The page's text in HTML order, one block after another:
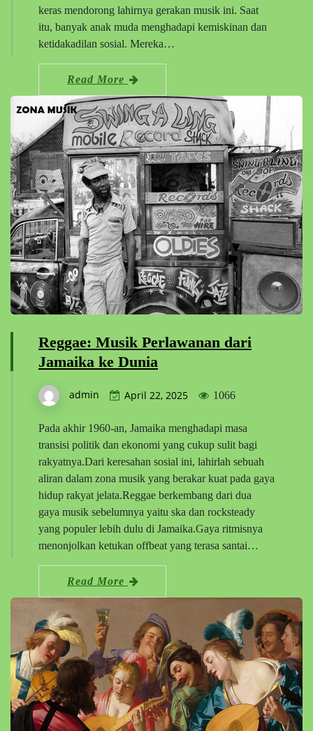
keras mendorong lahirnya gerakan musik ini. Saat
itu, banyak anak muda menghadapi kemiskinan dan
ketidakadilan sosial. Mereka…
Read More
Reggae: Musik Perlawanan dari
Jamaika ke Dunia
admin April 22, 2025 1066
Pada akhir 1960-an, Jamaika menghadapi masa
transisi politik dan ekonomi yang cukup sulit bagi
rakyatnya.Dari keresahan sosial ini, lahirlah sebuah
aliran dalam zona musik yang berakar kuat pada gaya
hidup rakyat jelata.Reggae berkembang dari dua
gaya musik sebelumnya yaitu ska dan rocksteady
yang populer lebih dulu di Jamaika.Gaya ritmisnya
menonjolkan ketukan offbeat yang terasa santai…
Read More